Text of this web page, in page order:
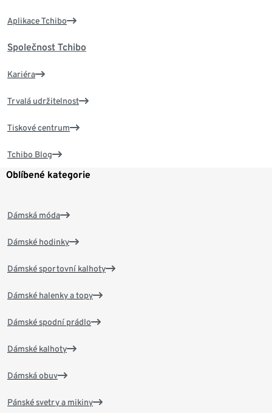
Aplikace Tchibo
Společnost Tchibo
Kariéra
Trvalá udržitelnost
Tiskové centrum
Tchibo Blog
Oblíbené kategorie
Dámská móda
Dámské hodinky
Dámské sportovní kalhoty
Dámské halenky a topy
Dámské spodní prádlo
Dámské kalhoty
Dámská obuv
Pánské svetry a mikiny